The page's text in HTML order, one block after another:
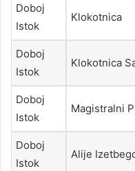
Doboj
Istok
Klokotnica
Doboj
Istok
Klokotnica
Doboj
Istok
Magistralni
Doboj
Istok
Alije